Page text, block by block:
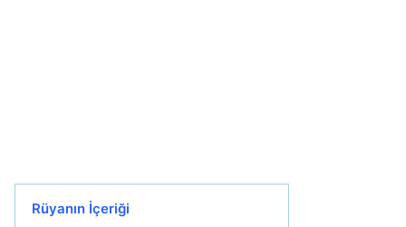
Rüyanın İçeriği